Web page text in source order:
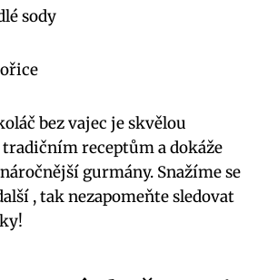
sody
bez vajec je skvělou
receptům a dokáže
gurmány. Snažíme se
, tak nezapomeňte sledovat